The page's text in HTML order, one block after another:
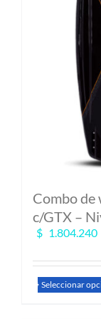
Combo de
c/GTX –
$ 1.804.240
Seleccionar